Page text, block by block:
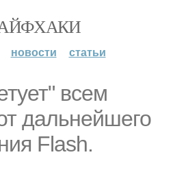
новости статьи
всем
дальнейшего
Flash.